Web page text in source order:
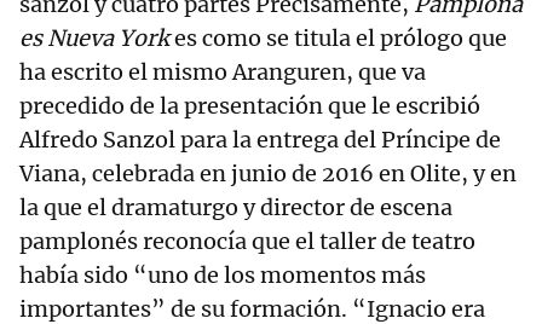
es Nueva Yorkes como se titula el prólogo que
ha escrito el mismo Aranguren, que va
precedido de la presentación que le escribió
Alfredo Sanzol para la entrega del Príncipe de
Viana, celebrada en junio de 2016 en Olite, y en
la que el dramaturgo y director de escena
pamplonés reconocía que el taller de teatro
había sido “uno de los momentos más
importantes” de su formación. “Ignacio era